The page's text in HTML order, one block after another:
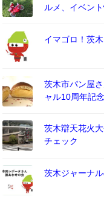
ルメ、イベン
イマゴロ！茨
茨木市パン屋
ャル10周年記念
茨木辯天花火
チェック
茨木ジャーナ